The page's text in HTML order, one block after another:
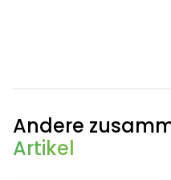
Andere
Artikel